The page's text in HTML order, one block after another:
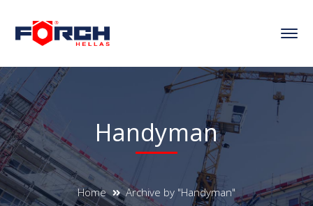
Handyman
Home Archive by "Handyman"